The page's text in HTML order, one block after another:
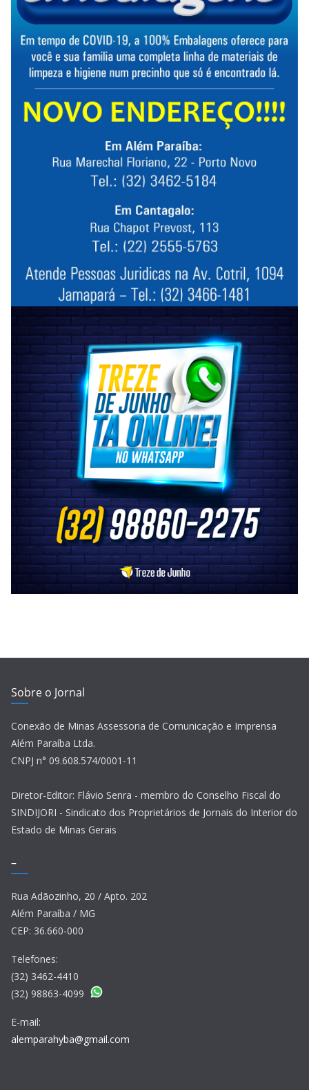
Sobre o Jornal
Conexão de Minas Assessoria de Comunicação e Imprensa
Além Paraíba Ltda.
CNPJ n° 09.608.574/0001-11
Diretor-Editor: Flávio Senra - membro do Conselho Fiscal do
SINDIJORI - Sindicato dos Proprietários de Jornais do Interior do
Estado de Minas Gerais
–
Rua Adãozinho, 20 / Apto. 202
Além Paraíba / MG
CEP: 36.660-000
Telefones:
(32) 3462-4410
(32) 98863-4099
E-mail:
alemparahyba@gmail.com